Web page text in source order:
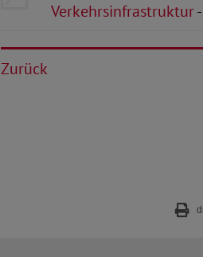
Verkehrsinfrastruktur
Zurück